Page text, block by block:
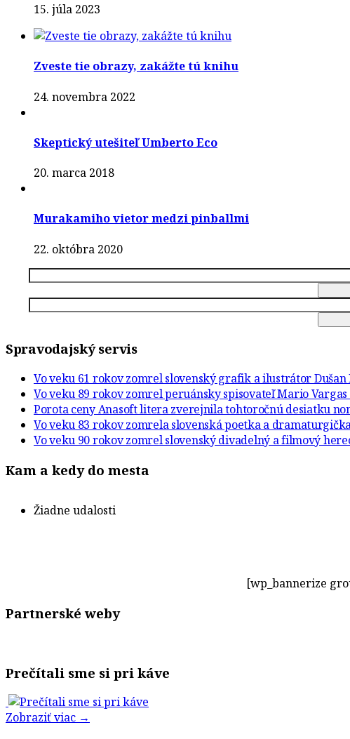
15. júla 2023
Zveste tie obrazy, zakážte tú knihu
24. novembra 2022
Skeptický utešiteľ Umberto Eco
20. marca 2018
Murakamiho vietor medzi pinballmi
22. októbra 2020
Spravodajský servis
Vo veku 61 rokov zomrel slovenský grafik a ilustrátor Dušan
Vo veku 89 rokov zomrel peruánsky spisovateľ Mario Vargas
Porota ceny Anasoft litera zverejnila tohtoročnú desiatku
Vo veku 83 rokov zomrela slovenská poetka a
Vo veku 90 rokov zomrel slovenský divadelný a filmový
Kam a kedy do mesta
Žiadne udalosti
[wp_bannerize
Partnerské weby
Prečítali sme si pri káve
Zobraziť viac →